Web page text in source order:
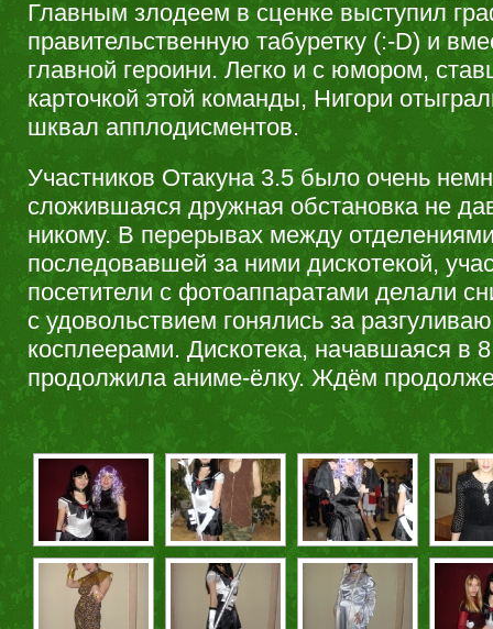
Главным злодеем в сценке выступил
правительственную табуретку (:-D) и
главной героини. Легко и с юмором,
карточкой этой команды, Нигори
шквал апплодисментов.
Участников Отакуна 3.5 было очень
сложившаяся дружная обстановка не
никому. В перерывах между
последовавшей за ними дискотекой,
посетители с фотоаппаратами делали
с удовольствием гонялись за
косплеерами. Дискотека, начавшаяся в
продолжила аниме-ёлку. Ждём